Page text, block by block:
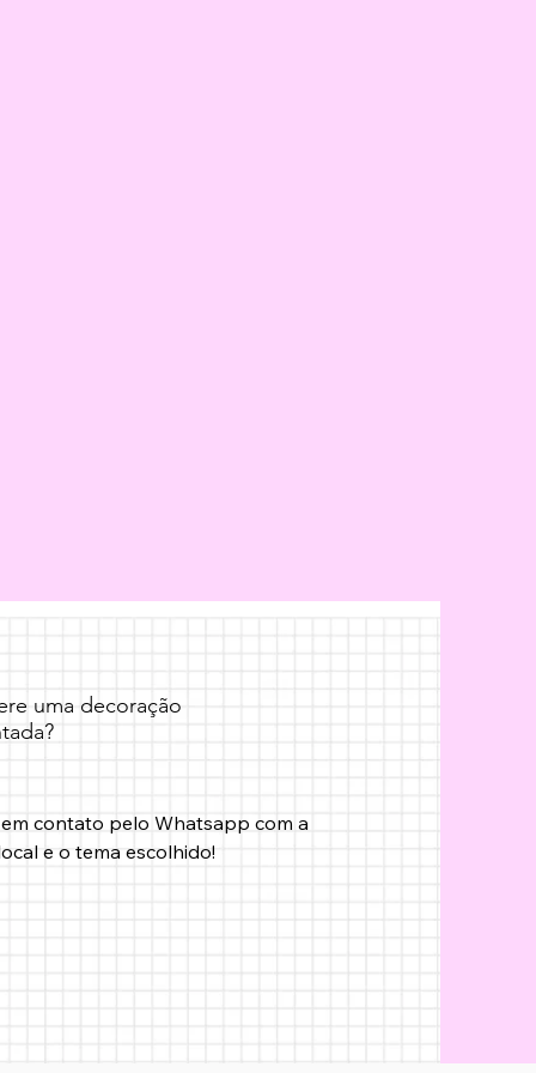
uma decoração
contato pelo Whatsapp com a
e o tema escolhido!